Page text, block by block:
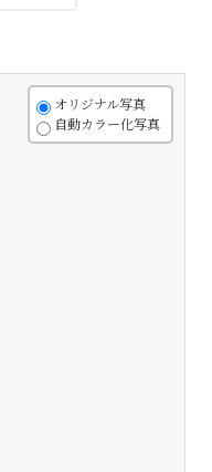
オリジナル写真
自動カラー化写真